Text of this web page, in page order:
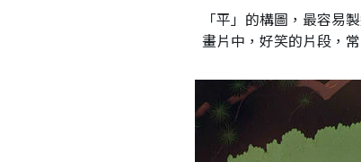
「平」的構圖，最容易
畫片中，好笑的片段，